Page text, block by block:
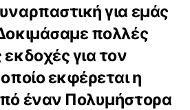
για εμάς
πολλές
για τον
εκφέρεται η
έναν Πολυμήστορα